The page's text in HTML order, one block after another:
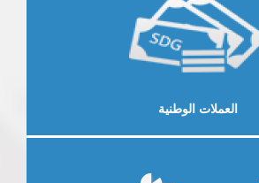
العرض الاقتصادي والمالي
إقرأ المزيد
العملات الوطنية